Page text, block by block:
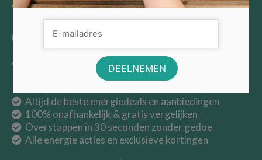
Vergelijk
energieleveranciers
& Bespaar tot €450,- per jaar
Altijd de beste energiedeals en aanbiedingen
100% onafhankelijk & gratis vergelijken
Overstappen in 30 seconden zonder gedoe
Alle energie acties en exclusieve kortingen